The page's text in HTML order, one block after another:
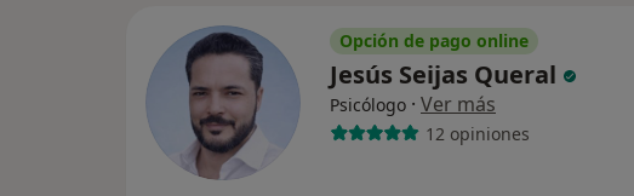
Opción de pago online
Jesús Seijas Queral
Psicólogo · Ver más
12 opiniones